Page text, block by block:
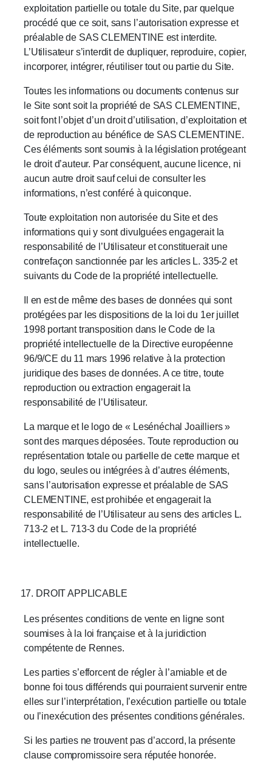
exploitation partielle ou totale du Site, par quelque
procédé que ce soit, sans l’autorisation expresse et
préalable de SAS CLEMENTINE est interdite.
L’Utilisateur s’interdit de dupliquer, reproduire, copier,
incorporer, intégrer, réutiliser tout ou partie du Site.
Toutes les informations ou documents contenus sur
le Site sont soit la propriété de SAS CLEMENTINE,
soit font l’objet d’un droit d’utilisation, d’exploitation et
de reproduction au bénéfice de SAS CLEMENTINE.
Ces éléments sont soumis à la législation protégeant
le droit d’auteur. Par conséquent, aucune licence, ni
aucun autre droit sauf celui de consulter les
informations, n’est conféré à quiconque.
Toute exploitation non autorisée du Site et des
informations qui y sont divulguées engagerait la
responsabilité de l’Utilisateur et constituerait une
contrefaçon sanctionnée par les articles L. 335-2 et
suivants du Code de la propriété intellectuelle.
Il en est de même des bases de données qui sont
protégées par les dispositions de la loi du 1er juillet
1998 portant transposition dans le Code de la
propriété intellectuelle de la Directive européenne
96/9/CE du 11 mars 1996 relative à la protection
juridique des bases de données. A ce titre, toute
reproduction ou extraction engagerait la
responsabilité de l’Utilisateur.
La marque et le logo de « Lesénéchal Joailliers »
sont des marques déposées. Toute reproduction ou
représentation totale ou partielle de cette marque et
du logo, seules ou intégrées à d’autres éléments,
sans l’autorisation expresse et préalable de SAS
CLEMENTINE, est prohibée et engagerait la
responsabilité de l’Utilisateur au sens des articles L.
713-2 et L. 713-3 du Code de la propriété
intellectuelle.
DROIT APPLICABLE
Les présentes conditions de vente en ligne sont
soumises à la loi française et à la juridiction
compétente de Rennes.
Les parties s’efforcent de régler à l’amiable et de
bonne foi tous différends qui pourraient survenir entre
elles sur l’interprétation, l’exécution partielle ou totale
ou l’inexécution des présentes conditions générales.
Si les parties ne trouvent pas d’accord, la présente
clause compromissoire sera réputée honorée.